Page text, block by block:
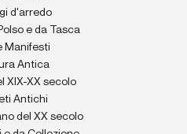
d'arredo
e da Tasca
Manifesti
Antica
XIX-XX secolo
Antichi
del XX secolo